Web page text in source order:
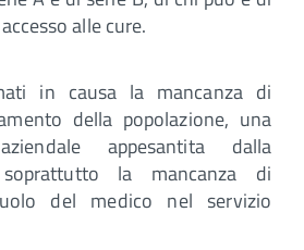
alle cure.
in causa la mancanza di
della popolazione, una
appesantita dalla
la mancanza di
del medico nel servizio